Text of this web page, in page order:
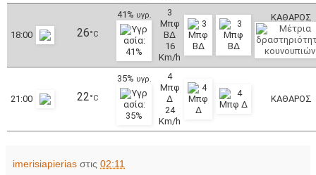
18:00 26°C
41% υγρ.
3
Μπφ
ΒΔ
16
Km/h
ΚΑΘΑΡΟΣ
21:00 22°C
35% υγρ.
4
Μπφ
Δ
24
Km/h
ΚΑΘΑΡΟΣ
imerisiapierias στις 02:11